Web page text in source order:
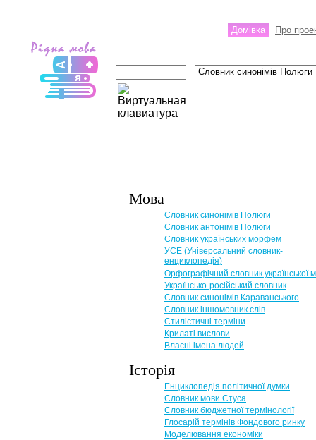
Домівка Про
Мова
Словник синонімів Полюги
Словник антонімів Полюги
Словник українських морфем
УСЕ (Універсальний словник-
енциклопедія)
Орфографічний словник української
Українсько-російський словник
Словник синонімів Караванського
Словник іншомовник слів
Стилістичні терміни
Крилаті вислови
Власні імена людей
Історія
Енциклопедія політичної думки
Словник мови Стуса
Словник бюджетної термінології
Глосарій термінів Фондового ринку
Моделювання економіки